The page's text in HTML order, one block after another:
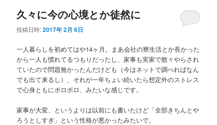
久々に今の心境とか徒然に
投稿日時:2017年 2月 6日
一人暮らしを初めてはや14ヶ月。まあ会社の寮生活とか長かった
から一人も慣れてるつもりだったし、家事も実家で散々やらされ
ていたので問題無かったんだけども（今はネットで調べればなん
でも出て来るし）、それが一年ちょい続いたら想定外のストレス
で心身ともにボロボロ、みたいな感じです。
家事が大変、というよりは以前にも書いたけど「全部きちんとや
ろうとしすぎ」という性格が悪かったみたいで。